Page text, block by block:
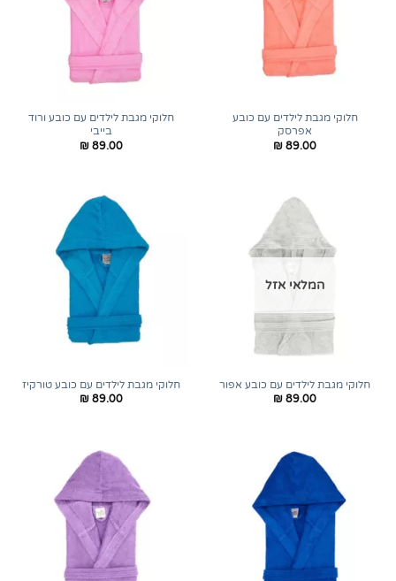
חלוקי מגבת לילדים עם כובע
אפרסק
₪ 89.00
חלוקי מגבת לילדים עם כובע ורוד
בייבי
₪ 89.00
המלאי אזל
חלוקי מגבת לילדים עם כובע אפור
₪ 89.00
חלוקי מגבת לילדים עם כובע טורקיז
₪ 89.00